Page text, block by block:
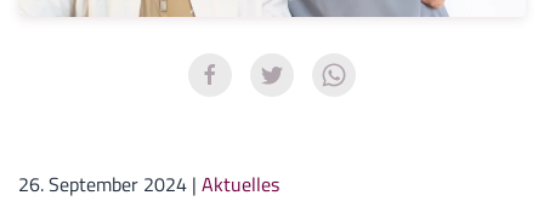
26. September 2024 | Aktuelles